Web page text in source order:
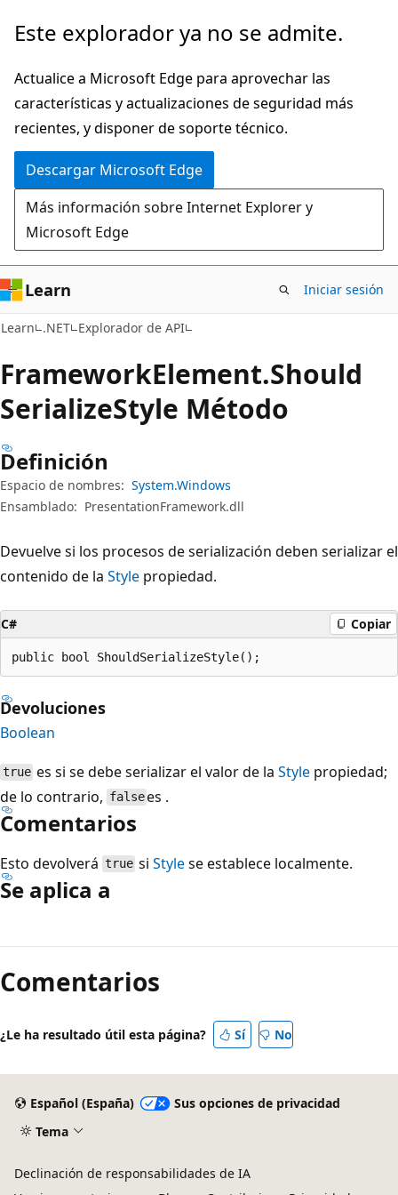
Ir
contenido
principal
Ir
la
navegación
en
la
página
Este explorador ya no se admite.
Actualice a Microsoft Edge para aprovechar las
características y actualizaciones de seguridad más
recientes, y disponer de soporte técnico.
Descargar Microsoft Edge
Más información sobre Internet Explorer y
Microsoft Edge
Learn Iniciar sesión
Learn .NET Explorador de API
FrameworkElement.Should
SerializeStyle Método
Definición
Espacio de nombres: System.Windows
Ensamblado: PresentationFramework.dll
Devuelve si los procesos de serialización deben serializar el
contenido de la Style propiedad.
C# Copiar
public bool ShouldSerializeStyle();
Devoluciones
Boolean
true es si se debe serializar el valor de laStyle propiedad;
de lo contrario, falsees .
Comentarios
Esto devolverá true siStylese establece localmente.
Se aplica a
de
lectura
Comentarios
¿Le ha resultado útil esta página? Sí No
Español (España)
Sus opciones de privacidad
Tema
Declinación de responsabilidades de IA